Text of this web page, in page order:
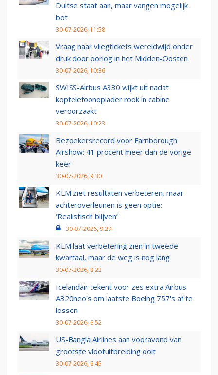
Duitse staat aan, maar vangen mogelijk
bot
30-07-2026, 11:58
Vraag naar vliegtickets wereldwijd onder
druk door oorlog in het Midden-Oosten
30-07-2026, 10:36
SWISS-Airbus A330 wijkt uit nadat
koptelefoonoplader rook in cabine
veroorzaakt
30-07-2026, 10:23
Bezoekersrecord voor Farnborough
Airshow: 41 procent meer dan de vorige
keer
30-07-2026, 9:30
KLM ziet resultaten verbeteren, maar
achteroverleunen is geen optie:
‘Realistisch blijven’
30-07-2026, 9:29
KLM laat verbetering zien in tweede
kwartaal, maar de weg is nog lang
30-07-2026, 8:22
Icelandair tekent voor zes extra Airbus
A320neo's om laatste Boeing 757's af te
lossen
30-07-2026, 6:52
US-Bangla Airlines aan vooravond van
grootste vlootuitbreiding ooit
30-07-2026, 6:45